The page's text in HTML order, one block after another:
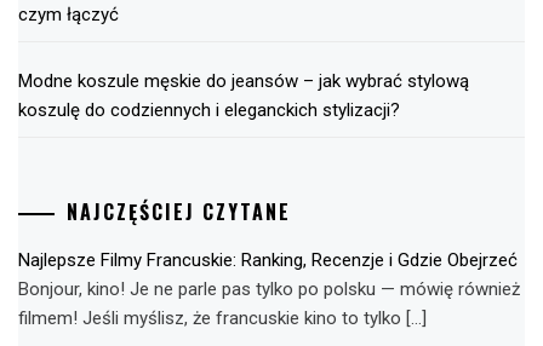
czym łączyć
Modne koszule męskie do jeansów – jak wybrać stylową
koszulę do codziennych i eleganckich stylizacji?
NAJCZĘŚCIEJ CZYTANE
Najlepsze Filmy Francuskie: Ranking, Recenzje i Gdzie Obejrzeć
Bonjour, kino! Je ne parle pas tylko po polsku — mówię również
filmem! Jeśli myślisz, że francuskie kino to tylko […]